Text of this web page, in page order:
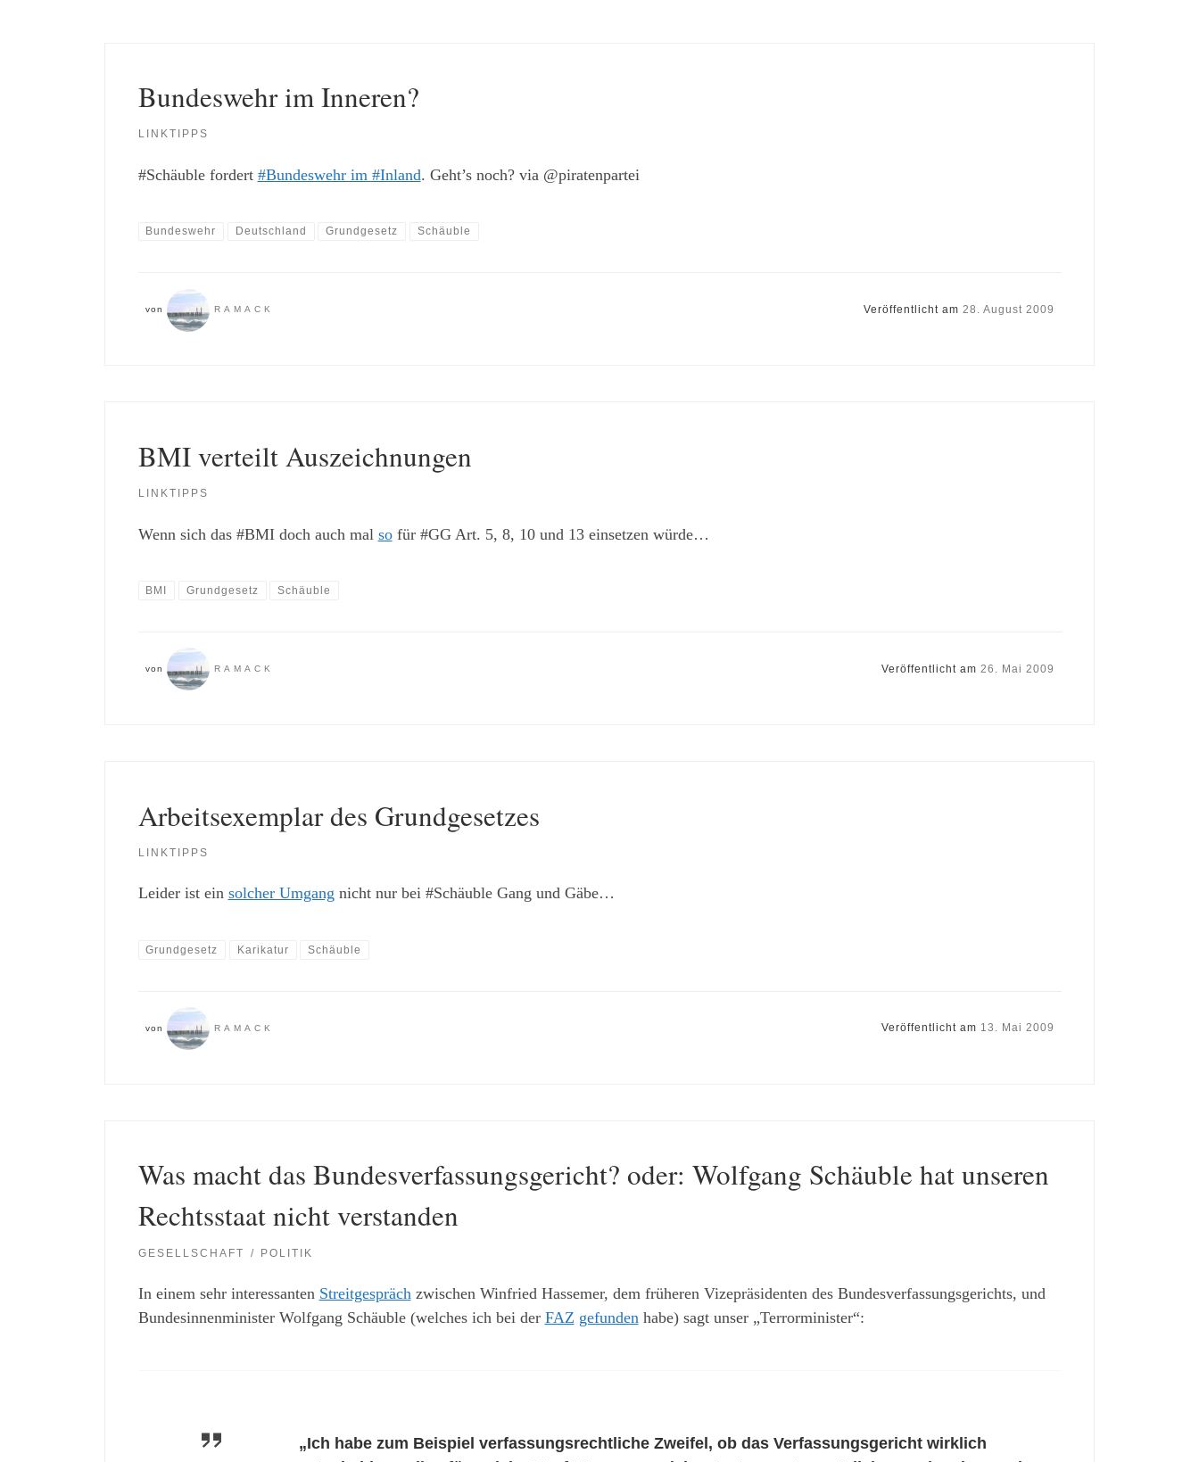
Bundeswehr im Inneren?
LINKTIPPS
#Schäuble fordert #Bundeswehr im #Inland. Geht’s noch? via @piratenpartei
Bundeswehr Deutschland Grundgesetz Schäuble
von RAMACK Veröffentlicht am 28. August 2009
BMI verteilt Auszeichnungen
LINKTIPPS
Wenn sich das #BMI doch auch mal sofür #GG Art. 5, 8, 10 und 13 einsetzen würde…
BMI Grundgesetz Schäuble
von RAMACK Veröffentlicht am 26. Mai 2009
Arbeitsexemplar des Grundgesetzes
LINKTIPPS
Leider ist ein solcher Umgang nicht nur bei #Schäuble Gang und Gäbe…
Grundgesetz Karikatur Schäuble
von RAMACK Veröffentlicht am 13. Mai 2009
Was macht das Bundesverfassungsgericht? oder: Wolfgang Schäuble hat unseren
Rechtsstaat nicht verstanden
GESELLSCHAFT POLITIK
In einem sehr interessanten Streitgesprächzwischen Winfried Hassemer, dem früheren Vizepräsidenten des Bundesverfassungsgerichts, und
Bundesinnenminister Wolfgang Schäuble (welches ich bei der FAZ gefundenhabe) sagt unser „Terrorminister“:
„Ich habe zum Beispiel verfassungsrechtliche Zweifel, ob das Verfassungsgericht wirklich